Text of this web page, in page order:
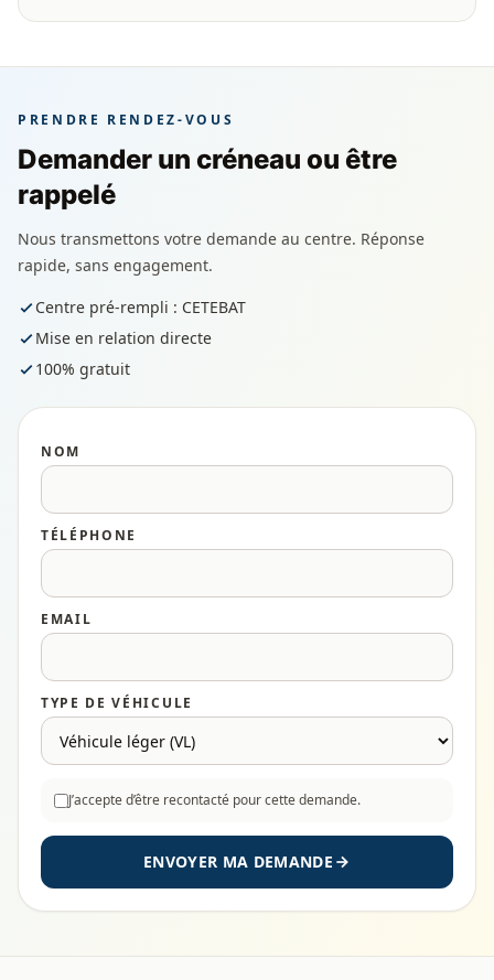
PRENDRE RENDEZ-VOUS
Demander un créneau ou être
rappelé
Nous transmettons votre demande au centre. Réponse
rapide, sans engagement.
Centre pré-rempli : CETEBAT
Mise en relation directe
100% gratuit
NOM
TÉLÉPHONE
EMAIL
TYPE DE VÉHICULE
J’accepte d’être recontacté pour cette demande.
ENVOYER MA DEMANDE